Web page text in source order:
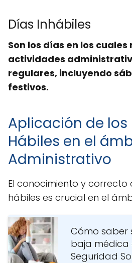
Días Inhábiles
Son los días en los cuales
actividades
regulares, incluyendo
festivos.
Aplicación de los
Hábiles en el
Administrativo
El conocimiento y
hábiles es crucial en el
Cómo saber
baja médica
Seguridad